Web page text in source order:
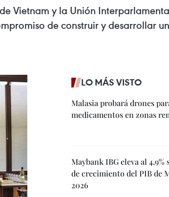
Vietnam y la Unión
de construir y desarrollar
LO MÁS VISTO
Malasia probará drones
medicamentos en zonas
Maybank IBG eleva al 4,9%
de crecimiento del PIB de
2026